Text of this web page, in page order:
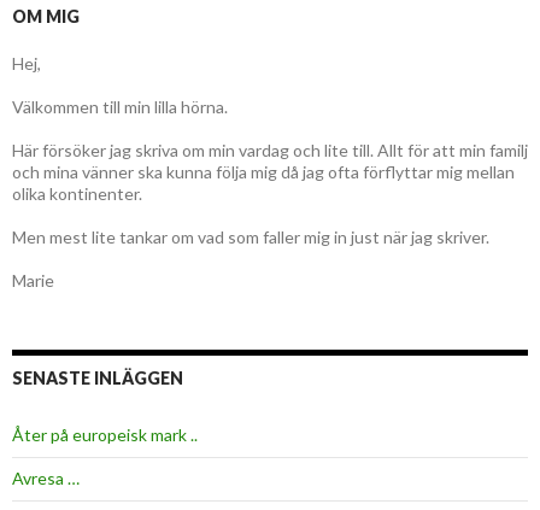
OM MIG
Hej,
Välkommen till min lilla hörna.
Här försöker jag skriva om min vardag och lite till. Allt för att min familj
och mina vänner ska kunna följa mig då jag ofta förflyttar mig mellan
olika kontinenter.
Men mest lite tankar om vad som faller mig in just när jag skriver.
Marie
SENASTE INLÄGGEN
Åter på europeisk mark ..
Avresa …